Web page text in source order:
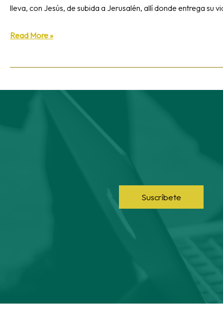
lleva, con Jesús, de subida a Jerusalén, allí donde entrega
Read More »
Suscríbete